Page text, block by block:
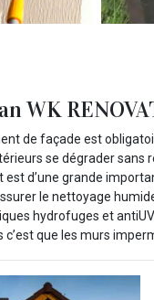
WK
de façade est
se dégrader sans
d’une grande
le nettoyage
hydrofuges et
c’est que les murs